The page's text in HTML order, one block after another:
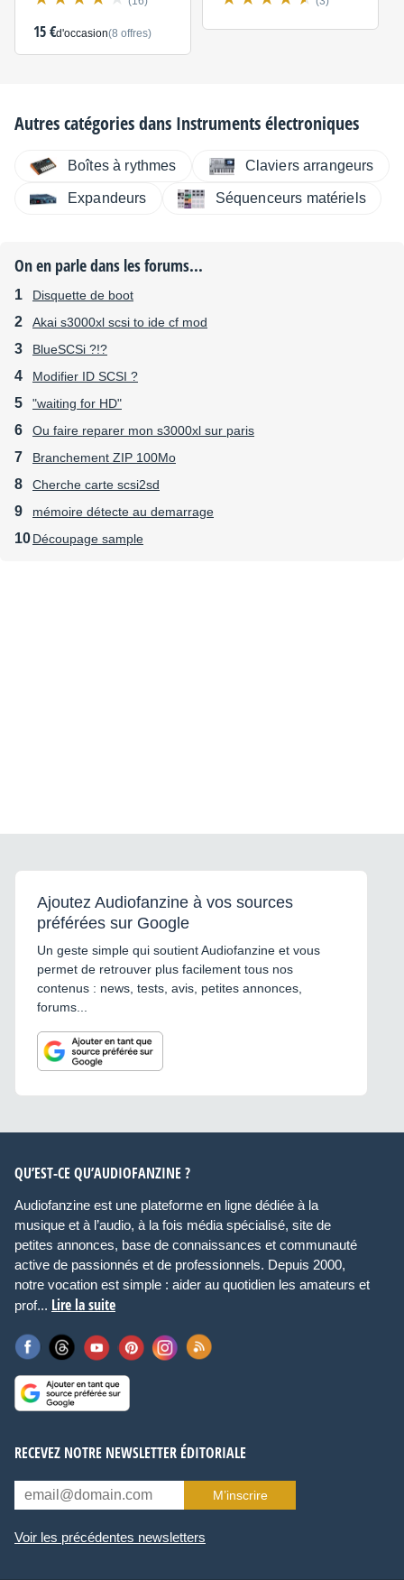
15 €d'occasion(8 offres)
Autres catégories dans Instruments électroniques
Boîtes à rythmes Claviers arrangeurs
Expandeurs Séquenceurs matériels
On en parle dans les forums...
Disquette de boot
Akai s3000xl scsi to ide cf mod
BlueSCSi ?!?
Modifier ID SCSI ?
"waiting for HD"
Ou faire reparer mon s3000xl sur paris
Branchement ZIP 100Mo
Cherche carte scsi2sd
mémoire détecte au demarrage
Découpage sample
Ajoutez Audiofanzine à vos sources
préférées sur Google
Un geste simple qui soutient Audiofanzine et vous
permet de retrouver plus facilement tous nos
contenus : news, tests, avis, petites annonces,
forums...
QU’EST-CE QU’AUDIOFANZINE ?
Audiofanzine est une plateforme en ligne dédiée à la
musique et à l’audio, à la fois média spécialisé, site de
petites annonces, base de connaissances et communauté
active de passionnés et de professionnels. Depuis 2000,
notre vocation est simple : aider au quotidien les amateurs et
prof... Lire la suite
RECEVEZ NOTRE NEWSLETTER ÉDITORIALE
M’inscrire
Voir les précédentes newsletters